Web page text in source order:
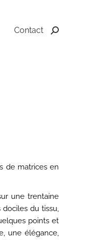
Contact
Recherche
de matrices en
une trentaine
dociles du tissu,
points et
une élégance,